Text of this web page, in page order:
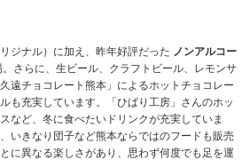
ジナル）に加え、昨年好評だった ノンアルコー
。さらに、生ビール、クラフトビール、レモンサ
遠チョコレート熊本」によるホットチョコレー
も充実しています。「ひばり工房」さんのホッ
など、冬に食べたいドリンクが充実していま
いきなり団子など熊本ならではのフードも販売
に異なる楽しさがあり、思わず何度でも足を運